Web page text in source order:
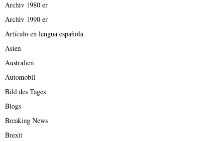
Archiv 1980 er
Archiv 1990 er
Artículo en lengua española
Asien
Australien
Automobil
Bild des Tages
Blogs
Breaking News
Brexit